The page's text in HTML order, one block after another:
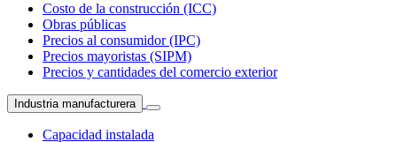
Costo de la construcción (ICC)
Obras públicas
Precios al consumidor (IPC)
Precios mayoristas (SIPM)
Precios y cantidades del comercio exterior
Industria manufacturera
Capacidad instalada